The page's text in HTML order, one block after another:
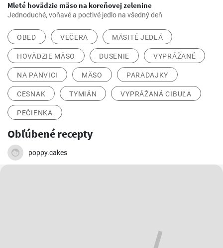
Mleté hovädzie mäso na koreňovej zelenine
Jednoduché, voňavé a poctivé jedlo na všedný deň
OBED VEČERA MÄSITÉ JEDLÁ
HOVÄDZIE MÄSO DUSENIE VYPRÁŽANÉ
NA PANVICI MÄSO PARADAJKY
CESNAK TYMIÁN VYPRÁŽANÁ CIBUĽA
PEČIENKA
Obľúbené recepty
poppy.cakes